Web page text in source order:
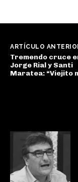
ARTÍCULO
Tremendo cruce
Jorge Rial y Santi
Maratea: “Viejito